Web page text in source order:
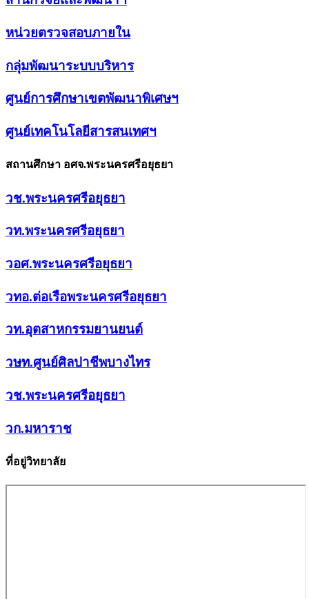
หน่วยตรวจสอบภายใน
กลุ่มพัฒนาระบบบริหาร
ศูนย์การศึกษาเขตพัฒนาพิเศษฯ
ศูนย์เทคโนโลยีสารสนเทศฯ
สถานศึกษา อศจ.พระนครศรีอยุธยา
วช.พระนครศรีอยุธยา
วท.พระนครศรีอยุธยา
วอศ.พระนครศรีอยุธยา
วทอ.ต่อเรือพระนครศรีอยุธยา
วท.อุตสาหกรรมยานยนต์
วษท.ศูนย์ศิลปาชีพบางไทร
วช.พระนครศรีอยุธยา
วก.มหาราช
ที่อยู่วิทยาลัย